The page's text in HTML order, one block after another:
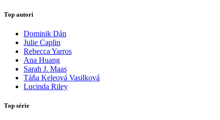
Top autori
Dominik Dán
Julie Caplin
Rebecca Yarros
Ana Huang
Sarah J. Maas
Táňa Keleová Vasilková
Lucinda Riley
Top série